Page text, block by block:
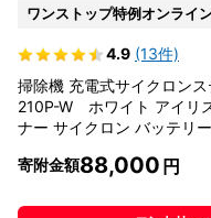
ワンストップ特例オンライ
4.9 (13件)
掃除機 充電式サイクロン
210P-W ホワイト アイリ
ナー サイクロン バッテリ
寄附金額88,000